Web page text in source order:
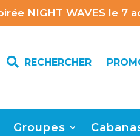
NIGHT WAVES le 7
 RECHERCHER
Groupes